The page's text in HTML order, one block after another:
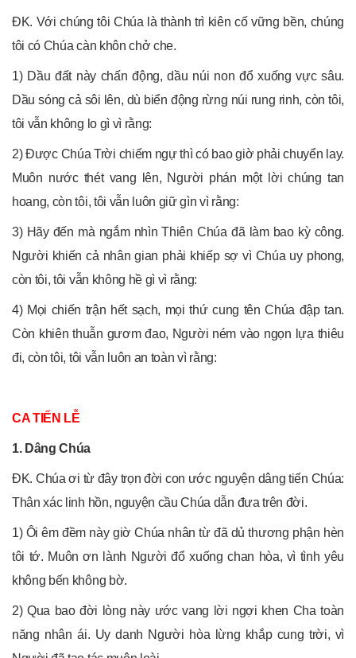
ĐK. Với chúng tôi Chúa là thành trì kiên cố vững bền, chúng
tôi có Chúa càn khôn chở che.
1) Dầu đất này chấn động, dầu núi non đổ xuống vực sâu.
Dầu sóng cả sôi lên, dù biển động rừng núi rung rinh, còn tôi,
tôi vẫn không lo gì vì rằng:
2) Được Chúa Trời chiếm ngự thì có bao giờ phải chuyển lay.
Muôn nước thét vang lên, Người phán một lời chúng tan
hoang, còn tôi, tôi vẫn luôn giữ gìn vì rằng:
3) Hãy đến mà ngắm nhìn Thiên Chúa đã làm bao kỳ công.
Người khiến cả nhân gian phải khiếp sợ vì Chúa uy phong,
còn tôi, tôi vẫn không hề gì vì rằng:
4) Mọi chiến trận hết sạch, mọi thứ cung tên Chúa đập tan.
Còn khiên thuẫn gươm đao, Người ném vào ngọn lựa thiêu
đi, còn tôi, tôi vẫn luôn an toàn vì rằng:
CA TIẾN LỄ
1. Dâng Chúa
ĐK. Chúa ơi từ đây trọn đời con ước nguyện dâng tiến Chúa:
Thân xác linh hồn, nguyện cầu Chúa dẫn đưa trên đời.
1) Ôi êm đềm này giờ Chúa nhân từ đã dủ thương phận hèn
tôi tớ. Muôn ơn lành Người đổ xuống chan hòa, vì tình yêu
không bến không bờ.
2) Qua bao đời lòng này ước vang lời ngợi khen Cha toàn
năng nhân ái. Uy danh Người hòa lừng khắp cung trời, vì